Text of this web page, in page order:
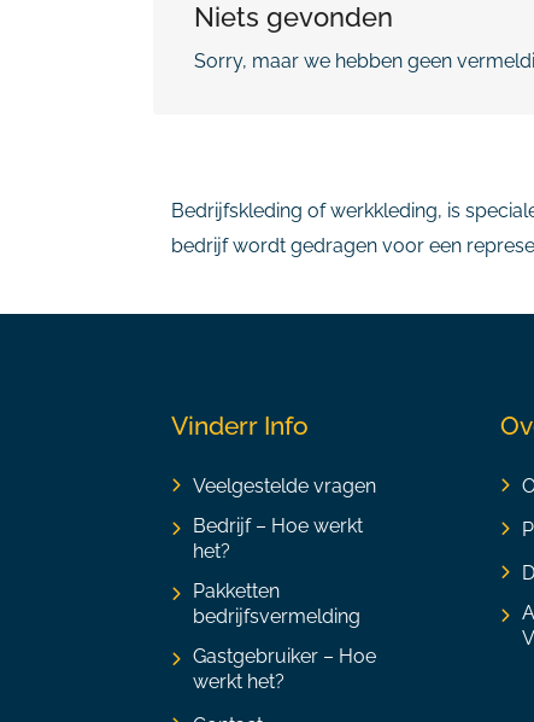
Niets gevonden
Sorry, maar we hebben geen
Bedrijfskleding of werkkleding, is
bedrijf wordt gedragen voor een
Vinderr Info
Veelgestelde vragen
Bedrijf – Hoe werkt
het?
Pakketten
bedrijfsvermelding
Gastgebruiker – Hoe
werkt het?